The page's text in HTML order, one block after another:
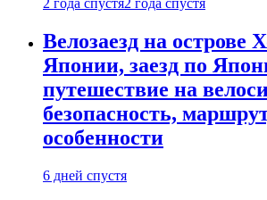
2 года спустя2 года спустя
Велозаезд на острове
Японии, заезд по
путешествие на
безопасность,
особенности
6 дней спустя